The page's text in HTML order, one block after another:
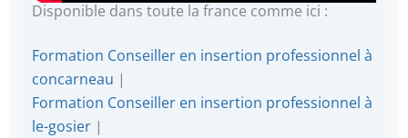
Disponible dans toute la france comme ici :
Formation Conseiller en insertion professionnel à
concarneau |
Formation Conseiller en insertion professionnel à
le-gosier |